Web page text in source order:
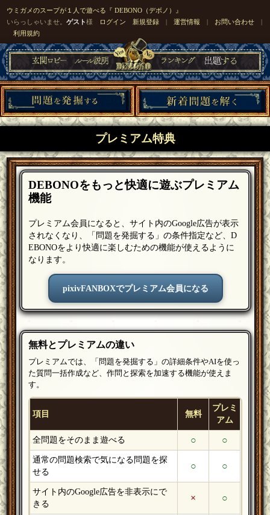
ウミガメのスープが１人で遊べる『 DEBONO（デボノ）』
いらっしゃいませ。ゲスト様 ログイン 新規登録 |運営情報 | お問い合わせ |
利用規約
プレミアム特典
DEBONOをもっと快適に遊ぶプレミアム
機能
プレミアム会員になると、サイト内のGoogle広告が表示
されなくなり、「問題を発掘する」の条件指定など、D
EBONOをより快適に楽しむための機能が使えるように
なります。
pixivFANBOXでプレミアム会員になる
無料とプレミアムの違い
プレミアムでは、「問題を発掘する」の詳細条件やAIを使っ
た質問一括作成など、作問と探索を加速する機能が使えま
す。
項目 無料
プレミ
アム
全問題をそのまま遊べる ○ ○
通常の問題検索で気になる問題を探
せる
○ ○
サイト内のGoogle広告を非表示にで
きる
× ○